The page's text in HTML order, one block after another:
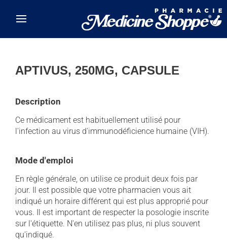
APTIVUS, 250MG, CAPSULE
Description
Ce médicament est habituellement utilisé pour
l'infection au virus d'immunodéficience humaine (VIH).
Mode d'emploi
En règle générale, on utilise ce produit deux fois par
jour. Il est possible que votre pharmacien vous ait
indiqué un horaire différent qui est plus approprié pour
vous. Il est important de respecter la posologie inscrite
sur l'étiquette. N'en utilisez pas plus, ni plus souvent
qu'indiqué.